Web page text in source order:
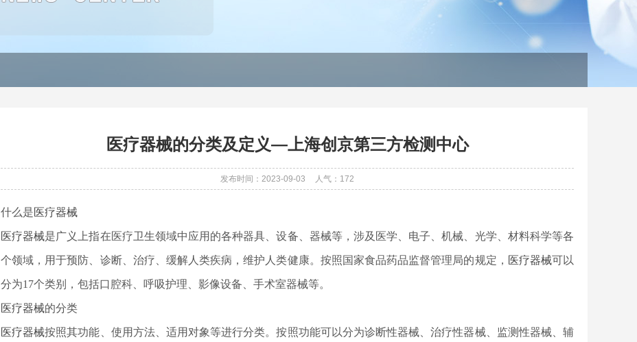
医疗器械的分类及定义—上海创京第三方检测中心
发布时间：2023-09-03 人气： 172
什么是医疗器械
医疗器械是广义上指在医疗卫生领域中应用的各种器具、设备、器械等，涉及医学、电子、机械、光学、材料科学等各
个领域，用于预防、诊断、治疗、缓解人类疾病，维护人类健康。按照国家食品药品监督管理局的规定， 医疗器械可以
分为17个类别，包括口腔科、呼吸护理、影像设备、手术室器械等。
医疗器械的分类
医疗器械按照其功能、使用方法、适用对象等进行分类。按照功能可以分为诊断性器械、治疗性器械、监测性器械、辅